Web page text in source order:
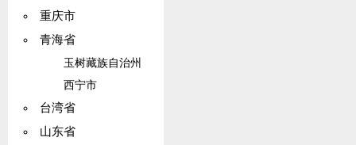
重庆市
青海省
玉树藏族自治州
西宁市
台湾省
山东省